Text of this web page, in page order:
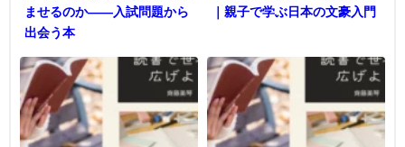
ませるのか――入試問題から
出会う本
｜親子で学ぶ日本の文豪入門